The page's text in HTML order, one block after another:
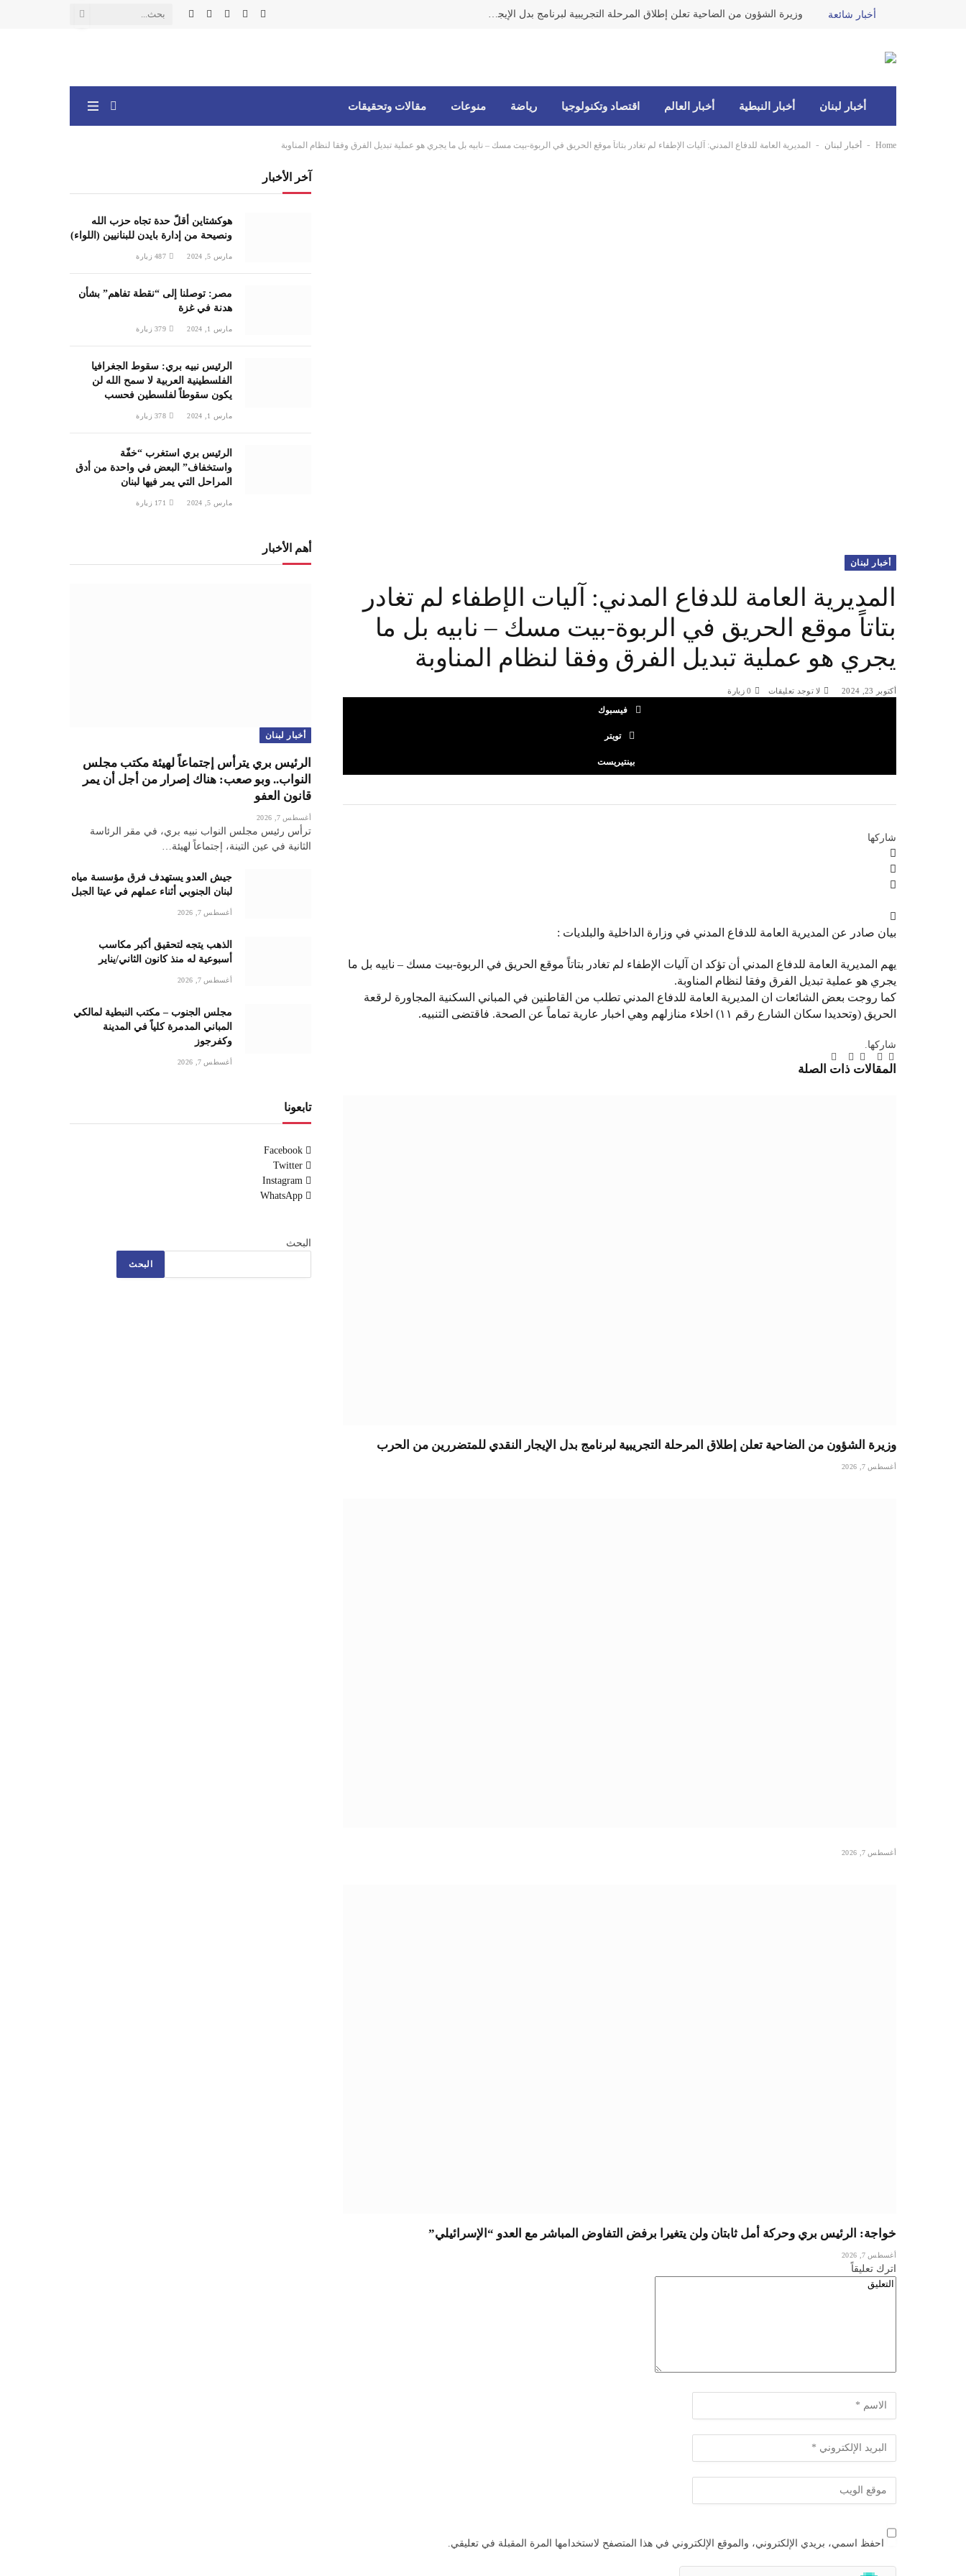
أخبار شائعة وزيرة الشؤون من الضاحية تعلن إطلاق المرحلة التجريبية لبرنامج بدل الإيجار النقدي للمتضررين من الحرب
فيسبوك
X
الانستغرام
يوتيوبواتساب
أخبار لبنان أخبار النبطية أخبار العالم اقتصاد وتكنولوجيا رياضة منوعات مقالات وتحقيقات
Home
- أخبار لبنان - المديرية العامة للدفاع المدني: آليات الإطفاء لم تغادر بتاتاً موقع الحريق في الربوة-بيت مسك – نابيه بل ما يجري هو عملية تبديل الفرق وفقا لنظام المناوبة
أخبار لبنان
المديرية العامة للدفاع المدني: آليات الإطفاء لم تغادر
بتاتاً موقع الحريق في الربوة-بيت مسك – نابيه بل ما
يجري هو عملية تبديل الفرق وفقا لنظام المناوبة
أكتوبر 23, 2024 لا توجد تعليقات 0 زيارة
فيسبوك
تويتر
بينتيريست
شاركها
بيان صادر عن المديرية العامة للدفاع المدني في وزارة الداخلية والبلديات :
يهم المديرية العامة للدفاع المدني أن تؤكد ان آليات الإطفاء لم تغادر بتاتاً موقع الحريق في الربوة-بيت مسك – نابيه بل ما
يجري هو عملية تبديل الفرق وفقا لنظام المناوبة.
كما روجت بعض الشائعات ان المديرية العامة للدفاع المدني تطلب من القاطنين في المباني السكنية المجاورة لرقعة
الحريق (وتحديدا سكان الشارع رقم ١١) اخلاء منازلهم وهي اخبار عارية تماماً عن الصحة. فاقتضى التنبيه.
شاركها.
فيسبوك
تويتربينتيريست
لينكدإن
Tumblr
تيلقرام
البريد
الإلكتروني
المقالات ذات الصلة
وزيرة الشؤون من الضاحية تعلن إطلاق المرحلة التجريبية لبرنامج بدل الإيجار النقدي للمتضررين من الحرب
أغسطس 7, 2026
أغسطس 7, 2026
خواجة: الرئيس بري وحركة أمل ثابتان ولن يتغيرا برفض التفاوض المباشر مع العدو “الإسرائيلي”
أغسطس 7, 2026
اترك تعليقاً
احفظ اسمي، بريدي الإلكتروني، والموقع الإلكتروني في هذا المتصفح لاستخدامها المرة المقبلة في تعليقي.
آخر الأخبار
هوكشتاين أقلّ حدة تجاه حزب الله
ونصيحة من إدارة بايدن للبنانيين (اللواء)
مارس 5, 2024 487 زيارة
مصر: توصلنا إلى “نقطة تفاهم” بشأن
هدنة في غزة
مارس 1, 2024 379 زيارة
الرئيس نبيه بري: سقوط الجغرافيا
الفلسطينية العربية لا سمح الله لن
يكون سقوطاً لفلسطين فحسب
مارس 1, 2024 378 زيارة
الرئيس بري استغرب “خفّة
واستخفاف” البعض في واحدة من أدق
المراحل التي يمر فيها لبنان
مارس 5, 2024 171 زيارة
أهم الأخبار
أخبار لبنان
الرئيس بري يترأس إجتماعاً لهيئة مكتب مجلس
النواب.. وبو صعب: هناك إصرار من أجل أن يمر
قانون العفو
أغسطس 7, 2026
ترأس رئيس مجلس النواب نبيه بري، في مقر الرئاسة
الثانية في عين التينة، إجتماعاً لهيئة…
جيش العدو يستهدف فرق مؤسسة مياه
لبنان الجنوبي أثناء عملهم في عيتا الجبل
أغسطس 7, 2026
الذهب يتجه لتحقيق أكبر مكاسب
أسبوعية له منذ كانون الثاني/يناير
أغسطس 7, 2026
مجلس الجنوب – مكتب النبطية لمالكي
المباني المدمرة كلياً في المدينة
وكفرجوز
أغسطس 7, 2026
تابعونا
Facebook
Twitter
Instagram
WhatsApp
البحث
البحث